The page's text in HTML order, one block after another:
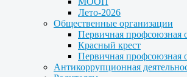
Лето-2026
Общественные организации
Первичная профсоюзная
Красный крест
Первичная профсоюзная
Антикоррупционная